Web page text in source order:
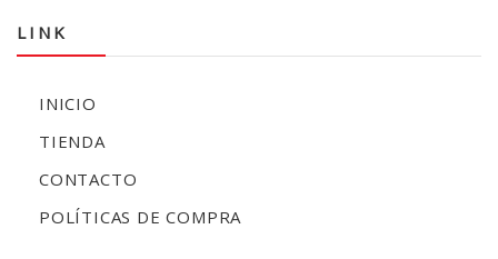
LINK
INICIO
TIENDA
CONTACTO
POLÍTICAS DE COMPRA